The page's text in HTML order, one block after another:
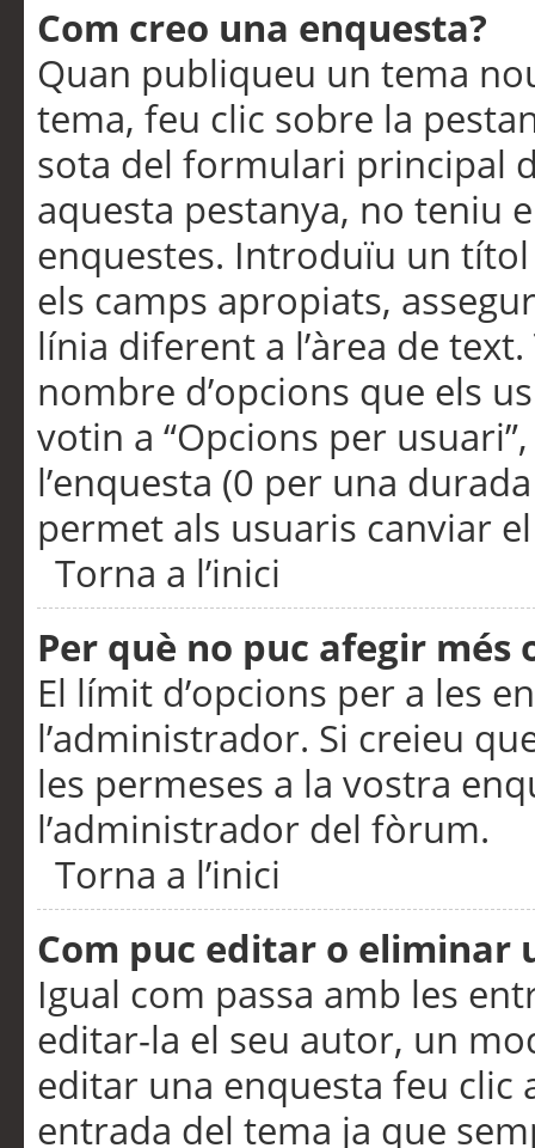
Com creo una enquesta?
Quan publiqueu un tema
tema, feu clic sobre la
sota del formulari principal
aquesta pestanya, no teniu
enquestes. Introduïu un
els camps apropiats,
línia diferent a l’àrea de
nombre d’opcions que els
votin a “Opcions per
l’enquesta (0 per una
permet als usuaris canviar
Torna a l’inici
Per què no puc afegir més
El límit d’opcions per a les
l’administrador. Si creieu
les permeses a la vostra
l’administrador del fòrum.
Torna a l’inici
Com puc editar o eliminar
Igual com passa amb les
editar-la el seu autor, un
editar una enquesta feu clic
entrada del tema ja que